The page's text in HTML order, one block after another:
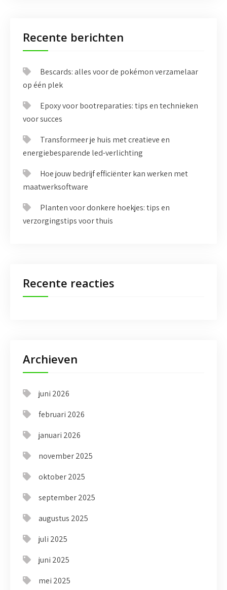
Recente berichten
Bescards: alles voor de pokémon verzamelaar
op één plek
Epoxy voor bootreparaties: tips en technieken
voor succes
Transformeer je huis met creatieve en
energiebesparende led-verlichting
Hoe jouw bedrijf efficiënter kan werken met
maatwerksoftware
Planten voor donkere hoekjes: tips en
verzorgingstips voor thuis
Recente reacties
Archieven
juni 2026
februari 2026
januari 2026
november 2025
oktober 2025
september 2025
augustus 2025
juli 2025
juni 2025
mei 2025